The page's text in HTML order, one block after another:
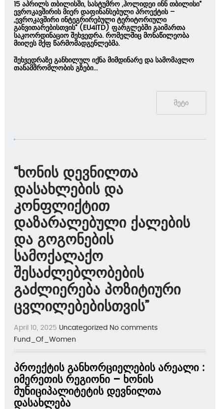
15 აპრილს თბილისში, სასტუმრო„ჰოლიდეი ინნ თბილისი“
ევროკავშირის მიერ დაფინანსებული პროექტის –
„ევროკავშირი ინტეგრირებული ტერიტორიული
განვითარებისთვის“(EU4ITD) ფარგლებში გაიმართა
საკოორდინაციო შეხვედრა. რომელშიც მონაწილეობა
მიიღეს მქფ წარმომადგენლებმა.
შეხვედრაზე განხილულ იქნა მიმდინარე და სამომავლო
თანამშრომლობის გზები...
მეტი
“ხონის დევნილთა
დასახლების და
კონფლიქტით
დაზარალებული ქალების
და გოგონების
სამოქალაქო
შესაძლებლობების
გაძლიერება პოზიტიური
ცვლილებებისთვის”
April 10, 2025 Uncategorized No comments
Fund_Of_Women
პროექტის განხორციელების არეალი :
იმერეთის რეგიონი – ხონის
მუნიციპალიტეტის დევნილთა
დასახლება